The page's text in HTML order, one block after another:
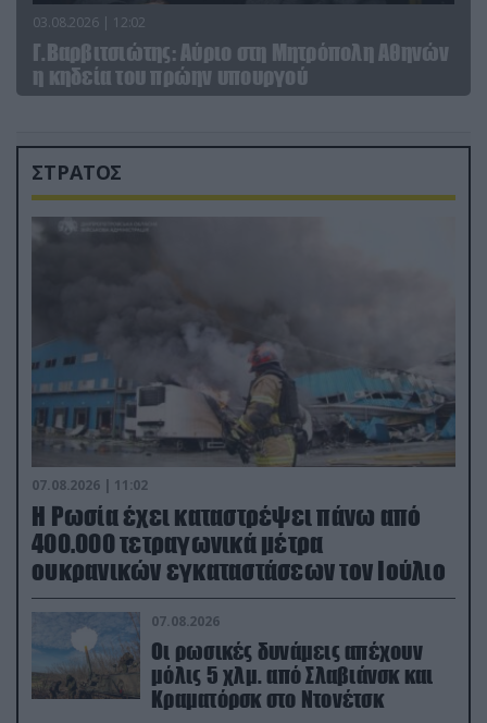
03.08.2026 | 12:02
Γ.Βαρβιτσιώτης: Aύριο στη Μητρόπολη Αθηνών
η κηδεία του πρώην υπουργού
ΣΤΡΑΤΟΣ
07.08.2026 | 11:02
Η Ρωσία έχει καταστρέψει πάνω από
400.000 τετραγωνικά μέτρα
ουκρανικών εγκαταστάσεων τον Ιούλιο
07.08.2026
Οι ρωσικές δυνάμεις απέχουν
μόλις 5 χλμ. από Σλαβιάνσκ και
Κραματόρσκ στο Ντονέτσκ